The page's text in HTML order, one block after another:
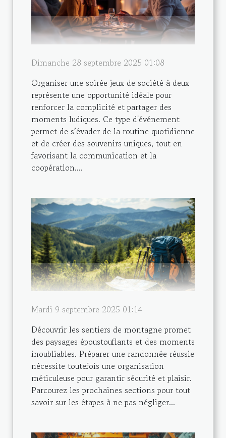
Dimanche 28 septembre 2025 01:08
Organiser une soirée jeux de société à deux
représente une opportunité idéale pour
renforcer la complicité et partager des
moments ludiques. Ce type d'événement
permet de s’évader de la routine quotidienne
et de créer des souvenirs uniques, tout en
favorisant la communication et la
coopération....
Mardi 9 septembre 2025 01:14
Découvrir les sentiers de montagne promet
des paysages époustouflants et des moments
inoubliables. Préparer une randonnée réussie
nécessite toutefois une organisation
méticuleuse pour garantir sécurité et plaisir.
Parcourez les prochaines sections pour tout
savoir sur les étapes à ne pas négliger...